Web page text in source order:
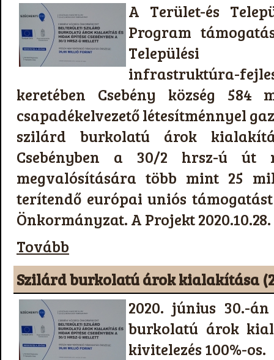
A Terület-és
Program
Települési
infrastruktúra-
keretében Csebény község
csapadékelvezető létesítménnyel
szilárd burkolatú árok
Csebényben a 30/2 hrsz-ú út
megvalósítására több mint 25
terítendő európai uniós
Önkormányzat. A Projekt
Tovább
Szilárd burkolatú árok kialakítása
2020. június 30.-
burkolatú árok
kivitelezés 100%-os.